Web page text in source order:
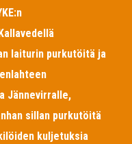
laiturin purkutöitä ja
Jännevirralle,
sillan purkutöitä
kuljetuksia